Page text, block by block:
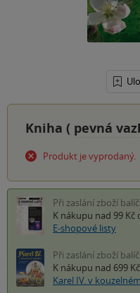
Kniha ( pevná
Produkt je vyprodaný.
Při zaslání zboží
K nákupu nad 99 Kč
E-shopové listy
Při zaslání zboží
K nákupu nad 699 Kč
Karel IV. v